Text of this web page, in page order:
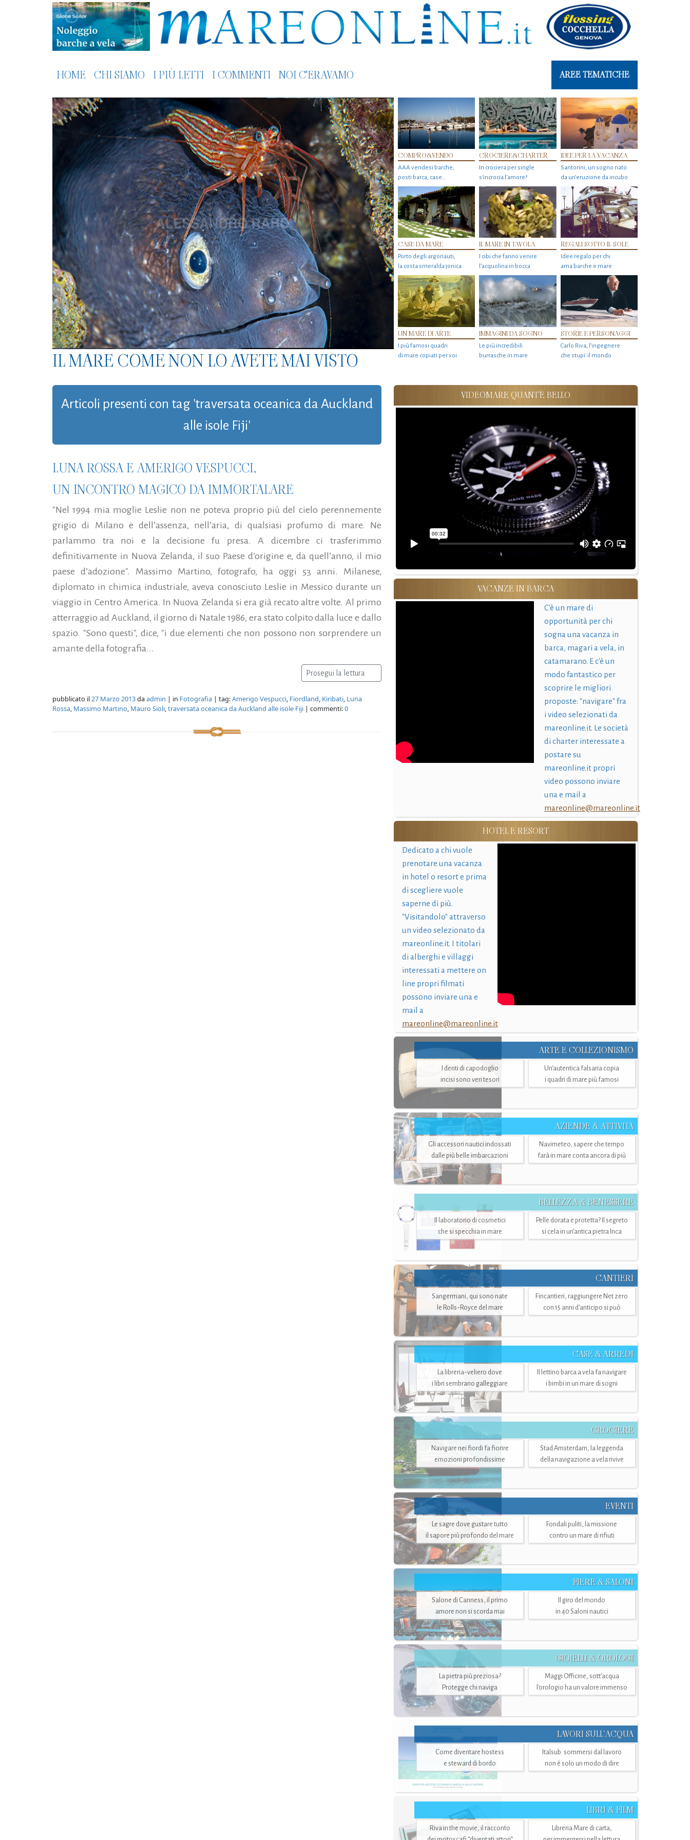
HOME CHI SIAMO I PIÙ LETTI I COMMENTI NOI C'ERAVAMO AREE TEMATICHE
IL MARE COME NON LO AVETE MAI VISTO
COMPRO&VENDO
AAA vendesi barche,
posti barca, case…
CROCIERE&CHARTER
In crociera per single
s'incrocia l’amore?
IDEE PER LA VACANZA
Santorini, un sogno nato
da un’eruzione da incubo
CASE DA MARE
Porto degli argonauti,
la costa smeralda jonica
IL MARE IN TAVOLA
I cibi che fanno venire
l’acquolina in bocca
REGALI SOTTO IL SOLE
Idee regalo per chi
ama barche e mare
UN MARE DI ARTE
I più famosi quadri
di mare copiati per voi
IMMAGINI DA SOGNO
Le più incredibili
burrasche in mare
STORIE E PERSONAGGI
Carlo Riva, l’ingegnere
che stupi' il mondo
Articoli presenti con tag 'traversata oceanica da Auckland
alle isole Fiji'
LUNA ROSSA E AMERIGO VESPUCCI,
UN INCONTRO MAGICO DA IMMORTALARE
"Nel 1994 mia moglie Leslie non ne poteva proprio più del cielo perennemente
grigio di Milano e dell’assenza, nell’aria, di qualsiasi profumo di mare. Ne
parlammo tra noi e la decisione fu presa. A dicembre ci trasferimmo
definitivamente in Nuova Zelanda, il suo Paese d’origine e, da quell’anno, il mio
paese d’adozione". Massimo Martino, fotografo, ha oggi 53 anni. Milanese,
diplomato in chimica industriale, aveva conosciuto Leslie in Messico durante un
viaggio in Centro America. In Nuova Zelanda si era già recato altre volte. Al primo
atterraggio ad Auckland, il giorno di Natale 1986, era stato colpito dalla luce e dallo
spazio. "Sono questi", dice, "i due elementi che non possono non sorprendere un
amante della fotografia...
Prosegui la lettura
pubblicato il27 Marzo 2013daadmin | in Fotografia | tag:Amerigo Vespucci, Fiordland, Kiribati, Luna
Rossa, Massimo Martino, Mauro Sioli,traversata oceanica da Auckland alle isole Fiji | commenti:0
VIDEOMARE QUANT'È BELLO
VACANZE IN BARCA
C'è un mare di
opportunità per chi
sogna una vacanza in
barca, magari a vela, in
catamarano. E c'è un
modo fantastico per
scoprire le migliori
proposte: "navigare" fra
i video selezionati da
mareonline.it. Le società
di charter interessate a
postare su
mareonline.it propri
video possono inviare
una e mail a
mareonline@mareonline.it
HOTEL E RESORT
Dedicato a chi vuole
prenotare una vacanza
in hotel o resort e prima
di scegliere vuole
saperne di più.
"Visitandolo" attraverso
un video selezionato da
mareonline.it. I titolari
di alberghi e villaggi
interessati a mettere on
line propri filmati
possono inviare una e
mail a
mareonline@mareonline.it
ARTE E COLLEZIONISMO
I denti di capodoglio
incisi sono veri tesori
Un’autentica falsaria copia
i quadri di mare più famosi
AZIENDE & ATTIVITÀ
Gli accessori nautici indossati
dalle più belle imbarcazioni
Navimeteo, sapere che tempo
farà in mare conta ancora di più
BELLEZZA & BENESSERE
Il laboratorio di cosmetici
che si specchia in mare
Pelle dorata e protetta? Il segreto
si cela in un’antica pietra Inca
CANTIERI
Sangermani, qui sono nate
le Rolls-Royce del mare
Fincantieri, raggiungere Net zero
con 15 anni d'anticipo si può
CASE & ARREDI
La libreria-veliero dove
i libri sembrano galleggiare
Il lettino barca a vela fa navigare
i bimbi in un mare di sogni
CROCIERE
Navigare nei fiordi fa fiorire
emozioni profondissime
Stad Amsterdam, la leggenda
della navigazione a vela rivive
EVENTI
Le sagre dove gustare tutto
il sapore più profondo del mare
Fondali puliti, la missione
contro un mare di rifiuti
FIERE & SALONI
Salone di Canness, il primo
amore non si scorda mai
Il giro del mondo
in 40 Saloni nautici
GIOIELLI & OROLOGI
La pietra più preziosa?
Protegge chi naviga
Maggi Officine, sott’acqua
l'orologio ha un valore immenso
LAVORI SULL’ACQUA
Come diventare hostess
e steward di bordo
Italsub: sommersi dal lavoro
non è solo un modo di dire
LIBRI & FILM
Riva in the movie, il racconto
Libreria Mare di carta,